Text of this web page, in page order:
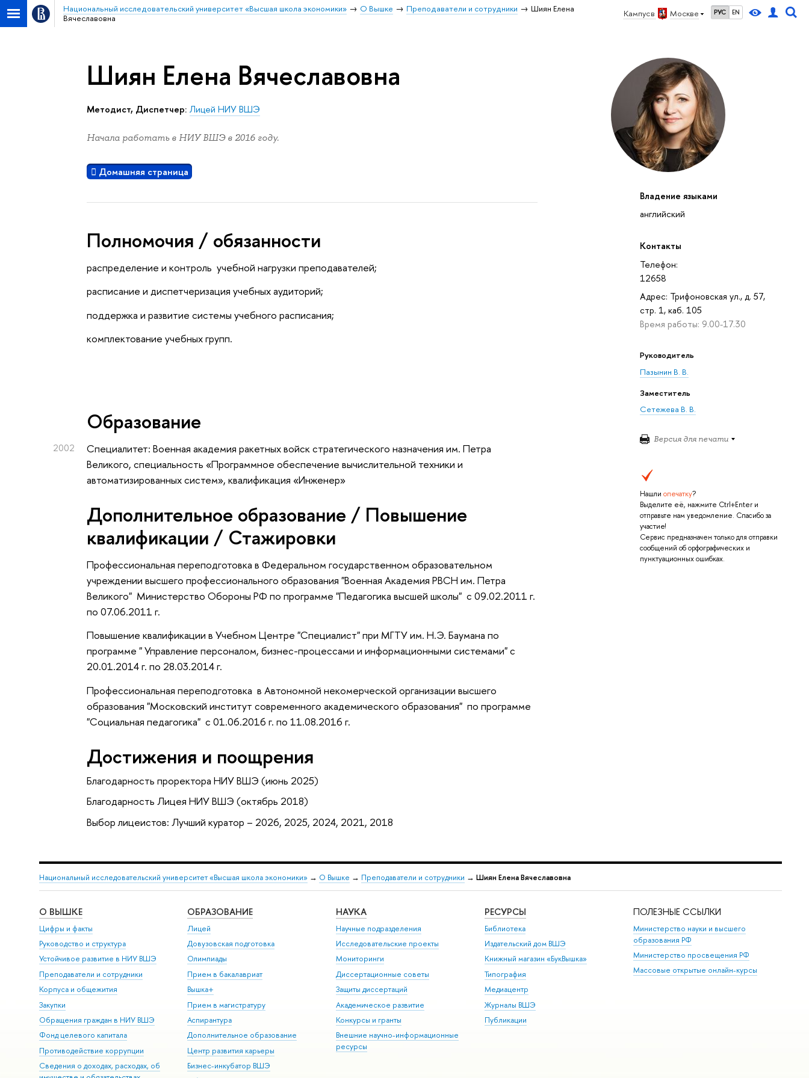
Кампус в Москве РУС EN
Национальный исследовательский университет «Высшая школа экономики» О Вышке Преподаватели и сотрудники
Шиян Елена
Вячеславовна
Владение языками
английский
Контакты
Телефон:
12658
Адрес: Трифоновская ул., д. 57,
стр. 1, каб. 105
Время работы: 9.00-17.30
Руководитель
Пазынин В. В.
Заместитель
Сетежева В. В.
Версия для печати
Нашли опечатку?
Выделите её, нажмите Ctrl+Enter и
отправьте нам уведомление. Спасибо за
участие!
Сервис предназначен только для отправки
сообщений об орфографических и
пунктуационных ошибках.
Шиян Елена Вячеславовна
Методист, Диспетчер: Лицей НИУ ВШЭ
Начала работать в НИУ ВШЭ в 2016 году.
Домашняя страница
Полномочия / обязанности
распределение и контроль учебной нагрузки преподавателей;
расписание и диспетчеризация учебных аудиторий;
поддержка и развитие системы учебного расписания;
комплектование учебных групп.
Oбразование
2002
Специалитет: Военная академия ракетных войск стратегического назначения им. Петра
Великого, специальность «Программное обеспечение вычислительной техники и
автоматизированных систем», квалификация «Инженер»
Дополнительное образование / Повышение
квалификации / Стажировки
Профессиональная переподготовка в Федеральном государственном образовательном
учреждении высшего профессионального образования "Военная Академия РВСН им. Петра
Великого" Министерство Обороны РФ по программе "Педагогика высшей школы" с 09.02.2011 г.
по 07.06.2011 г.
Повышение квалификации в Учебном Центре "Специалист" при МГТУ им. Н.Э. Баумана по
программе " Управление персоналом, бизнес-процессами и информационными системами" с
20.01.2014 г. по 28.03.2014 г.
Профессиональная переподготовка в Автономной некомерческой организации высшего
образования "Московский институт современного академического образования" по программе
"Социальная педагогика" с 01.06.2016 г. по 11.08.2016 г.
Достижения и поощрения
Благодарность проректора НИУ ВШЭ (июнь 2025)
Благодарность Лицея НИУ ВШЭ (октябрь 2018)
Выбор лицеистов: Лучший куратор – 2026, 2025, 2024, 2021, 2018
Национальный исследовательский университет «Высшая школа экономики» → О Вышке → Преподаватели и сотрудники → Шиян Елена Вячеславовна
О ВЫШКЕ
Цифры и факты
Руководство и структура
Устойчивое развитие в НИУ ВШЭ
Преподаватели и сотрудники
Корпуса и общежития
Закупки
Обращения граждан в НИУ ВШЭ
Фонд целевого капитала
Противодействие коррупции
Сведения о доходах, расходах, об
ОБРАЗОВАНИЕ
Лицей
Довузовская подготовка
Олимпиады
Прием в бакалавриат
Вышка+
Прием в магистратуру
Аспирантура
Дополнительное образование
Центр развития карьеры
Бизнес-инкубатор ВШЭ
НАУКА
Научные подразделения
Исследовательские проекты
Мониторинги
Диссертационные советы
Защиты диссертаций
Академическое развитие
Конкурсы и гранты
Внешние научно-информационные
ресурсы
РЕСУРСЫ
Библиотека
Издательский дом ВШЭ
Книжный магазин «БукВышка»
Типография
Медиацентр
Журналы ВШЭ
Публикации
ПОЛЕЗНЫЕ ССЫЛКИ
Министерство науки и высшего
образования РФ
Министерство просвещения РФ
Массовые открытые онлайн-курсы